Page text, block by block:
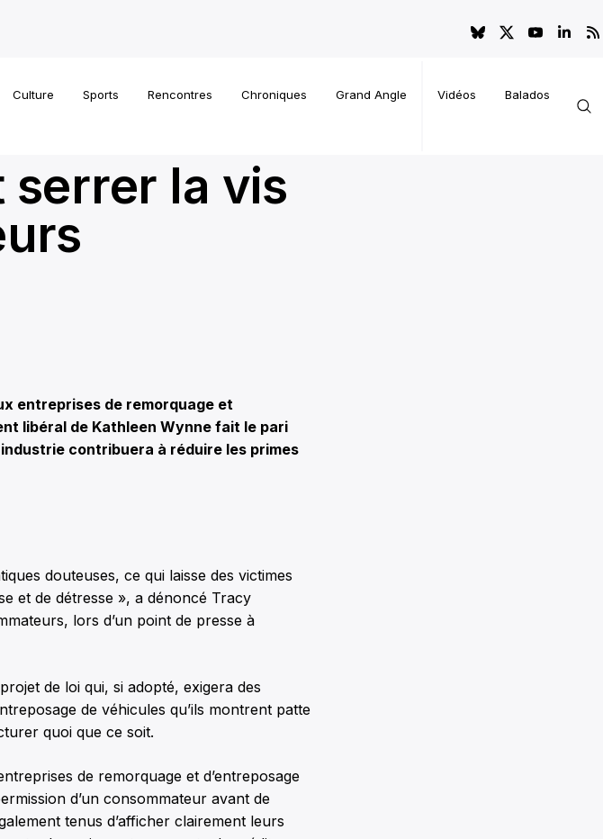
Culture Sports Rencontres Chroniques Grand Angle Vidéos Balados
serrer la vis
entreprises de remorquage et
libéral de Kathleen Wynne fait le pari
contribuera à réduire les primes
douteuses, ce qui laisse des victimes
et de détresse », a dénoncé Tracy
lors d’un point de presse à
de loi qui, si adopté, exigera des
de véhicules qu’ils montrent patte
quoi que ce soit.
de remorquage et d’entreposage
d’un consommateur avant de
tenus d’afficher clairement leurs